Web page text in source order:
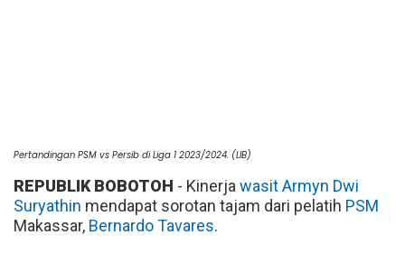
Pertandingan PSM vs Persib di Liga 1 2023/2024. (LIB)
REPUBLIK BOBOTOH - KinerjawasitArmyn Dwi
Suryathin mendapat sorotan tajam dari pelatih PSM
Makassar, Bernardo Tavares.